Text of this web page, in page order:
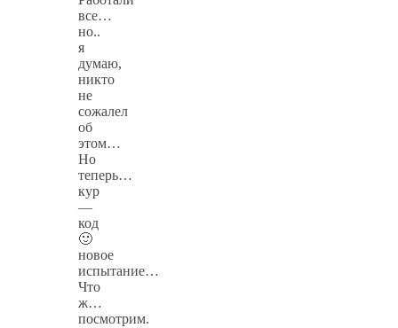
все…
но..
я
думаю,
никто
не
сожалел
об
этом…
Но
теперь…
кур
—
код
🙂
новое
испытание…
Что
ж…
посмотрим.